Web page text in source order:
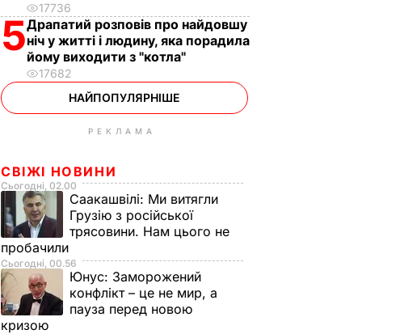
17736
5Драпатий розповів про найдовшу
ніч у житті і людину, яка порадила
йому виходити з "котла"
17682
НАЙПОПУЛЯРНІШЕ
РЕКЛАМА
СВІЖІ НОВИНИ
Сьогодні, 02.00
Саакашвілі: Ми витягли
Грузію з російської
трясовини. Нам цього не
пробачили
Сьогодні, 00.56
Юнус: Заморожений
конфлікт – це не мир, а
пауза перед новою
кризою